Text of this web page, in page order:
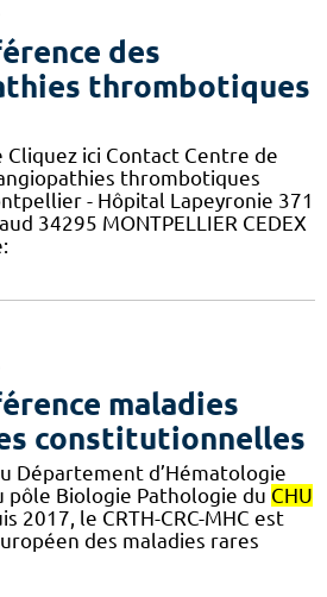
des
thrombotiques
ici Contact Centre de
thrombotiques
- Hôpital Lapeyronie 371
34295 MONTPELLIER CEDEX
maladies
constitutionnelles
Département d’Hématologie
pôle Biologie Pathologie du CHU
2017, le CRTH-CRC-MHC est
des maladies rares